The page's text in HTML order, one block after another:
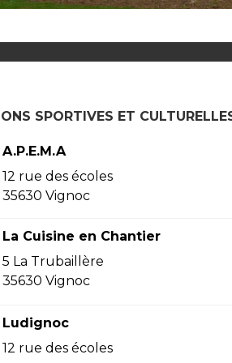
SPORTIVES ET
A.P.E.M.A
12 rue des écoles
35630 Vignoc
La Cuisine en Chantier
5 La Trubaillère
35630 Vignoc
Ludignoc
12 rue des écoles